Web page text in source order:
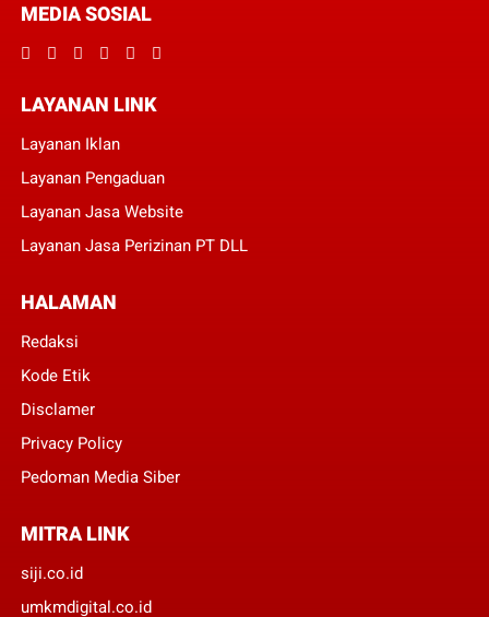
MEDIA SOSIAL
LAYANAN LINK
Layanan Iklan
Layanan Pengaduan
Layanan Jasa Website
Layanan Jasa Perizinan PT DLL
HALAMAN
Redaksi
Kode Etik
Disclamer
Privacy Policy
Pedoman Media Siber
MITRA LINK
siji.co.id
umkmdigital.co.id